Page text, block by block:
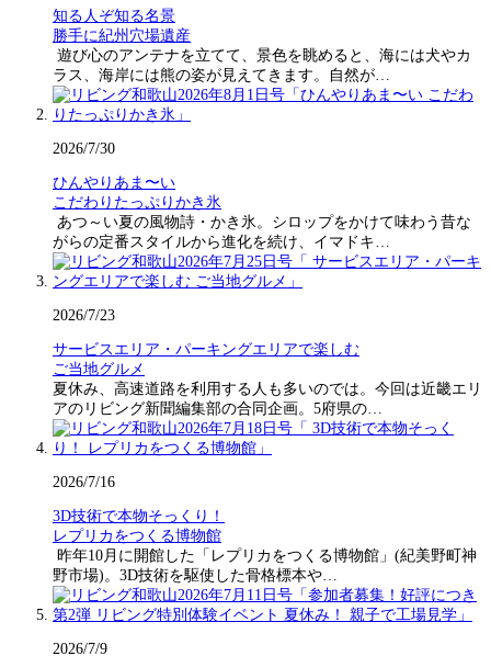
知る人ぞ知る名景
勝手に紀州穴場遺産
遊び心のアンテナを立てて、景色を眺めると、海には犬やカ
ラス、海岸には熊の姿が見えてきます。自然が…
2026/7/30
ひんやりあま〜い
こだわりたっぷりかき氷
あつ～い夏の風物詩・かき氷。シロップをかけて味わう昔な
がらの定番スタイルから進化を続け、イマドキ…
2026/7/23
サービスエリア・パーキングエリアで楽しむ
ご当地グルメ
夏休み、高速道路を利用する人も多いのでは。今回は近畿エリ
アのリビング新聞編集部の合同企画。5府県の…
2026/7/16
3D技術で本物そっくり！
レプリカをつくる博物館
昨年10月に開館した「レプリカをつくる博物館」(紀美野町神
野市場)。3D技術を駆使した骨格標本や…
2026/7/9